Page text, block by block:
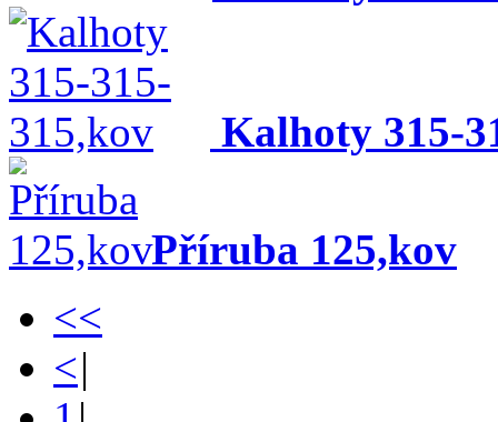
Kalhoty 315-
Příruba 125,kov
<<
<|